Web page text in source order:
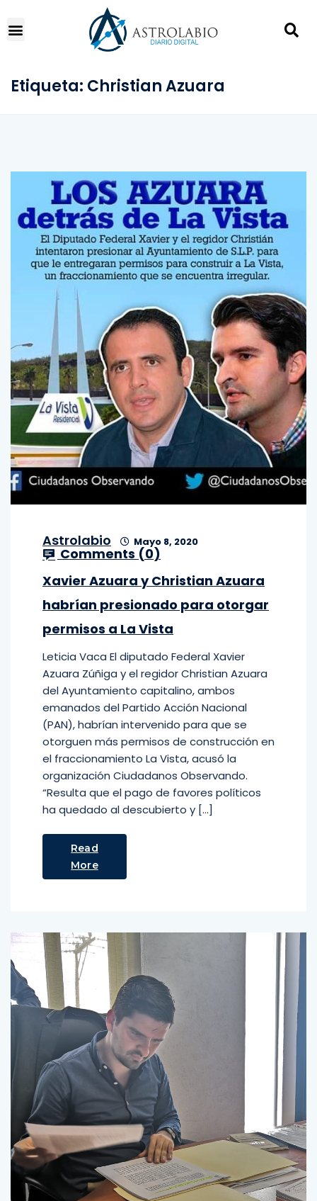
Etiqueta: Christian Azuara
Astrolabio Mayo 8, 2020
Comments (0)
Xavier Azuara y Christian Azuara
habrían presionado para otorgar
permisos a La Vista
Leticia Vaca El diputado Federal Xavier
Azuara Zúñiga y el regidor Christian Azuara
del Ayuntamiento capitalino, ambos
emanados del Partido Acción Nacional
(PAN), habrían intervenido para que se
otorguen más permisos de construcción en
el fraccionamiento La Vista, acusó la
organización Ciudadanos Observando.
“Resulta que el pago de favores políticos
ha quedado al descubierto y […]
Read
More